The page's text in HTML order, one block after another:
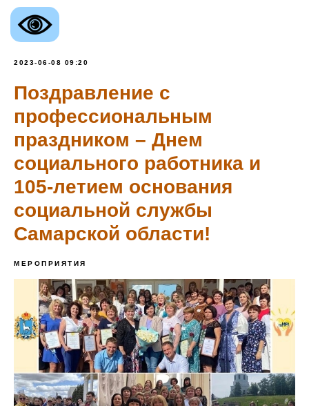
2023-06-08 09:20
Поздравление с
профессиональным
праздником – Днем
социального работника и
105-летием основания
социальной службы
Самарской области!
МЕРОПРИЯТИЯ